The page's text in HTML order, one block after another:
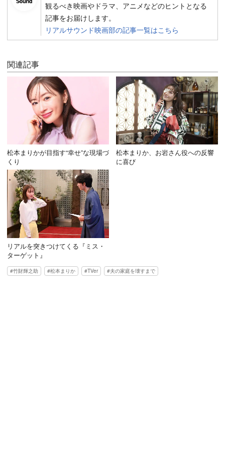
観るべき映画やドラマ、アニメなどのヒントとなる
記事をお届けします。
リアルサウンド映画部の記事一覧はこちら
関連記事
松本まりかが目指す“幸せ”な現場づ
くり
松本まりか、お岩さん役への反響
に喜び
リアルを突きつけてくる『ミス・
ターゲット』
竹財輝之助 松本まりか TVer 夫の家庭を壊すまで